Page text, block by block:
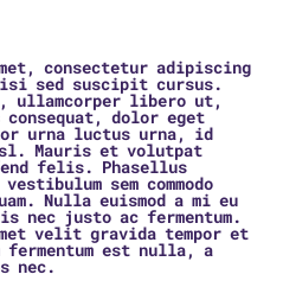
consectetur adipiscing
sed suscipit cursus.
ullamcorper libero ut,
consequat, dolor eget
urna luctus urna, id
Mauris et volutpat
felis. Phasellus
sem commodo
Nulla euismod a mi eu
nec justo ac fermentum.
velit gravida tempor et
fermentum est nulla, a
nec.